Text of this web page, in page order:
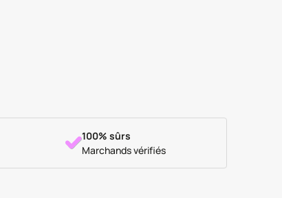
100% sûrs
Marchands vérifiés